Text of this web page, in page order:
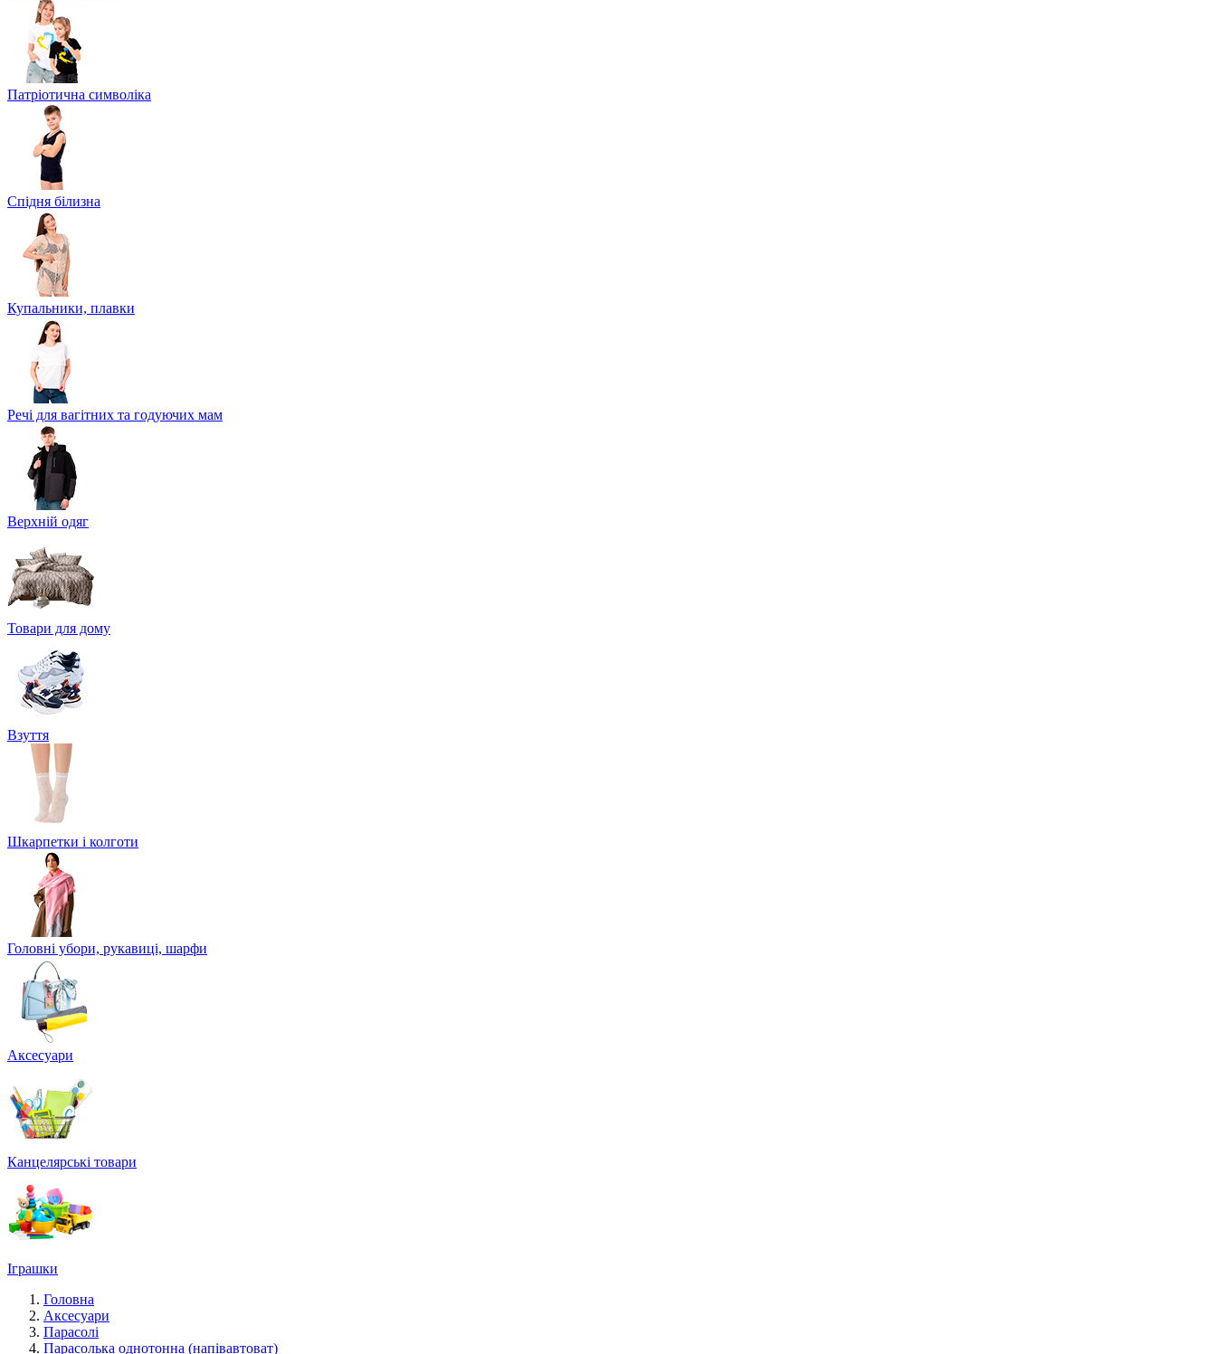
Патріотична символіка
Спідня білизна
Купальники, плавки
Речі для вагітних та годуючих мам
Верхній одяг
Товари для дому
Взуття
Шкарпетки і колготи
Головні убори, рукавиці, шарфи
Аксесуари
Канцелярські товари
Іграшки
Головна
Аксесуари
Парасолі
Парасолька однотонна (напівавтоват)